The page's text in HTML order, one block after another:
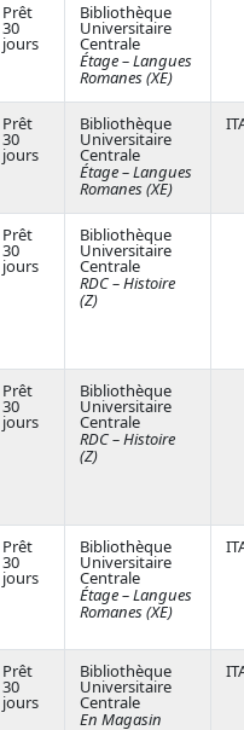
Prêt
30
jours
Bibliothèque
Universitaire
Centrale
Étage – Langues
Romanes (XE)
Prêt
30
jours
Bibliothèque
Universitaire
Centrale
Étage – Langues
Romanes (XE)
Prêt
30
jours
Bibliothèque
Universitaire
Centrale
RDC – Histoire
(Z)
Prêt
30
jours
Bibliothèque
Universitaire
Centrale
RDC – Histoire
(Z)
Prêt
30
jours
Bibliothèque
Universitaire
Centrale
Étage – Langues
Romanes (XE)
Prêt
30
jours
Bibliothèque
Universitaire
Centrale
En Magasin